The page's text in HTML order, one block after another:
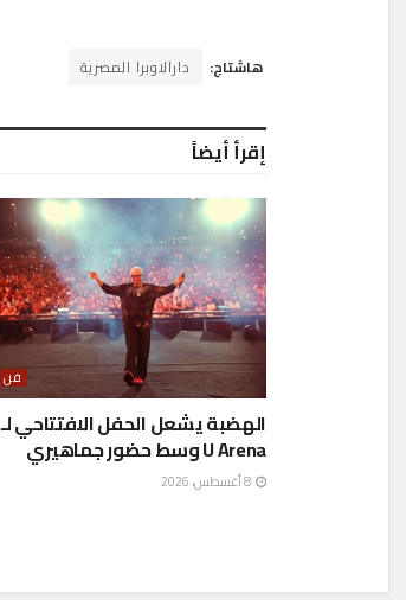
هاشتاج: دارالاوبرا المصرية
إقرأ أيضاً
فن
الهضبة يشعل الحفل الافتتاحي لـ
U Arena وسط حضور جماهيري